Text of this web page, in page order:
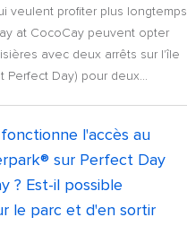
veulent profiter plus longtemps
at CocoCay peuvent opter
avec deux arrêts sur l'île
Perfect Day) pour deux...
l'accès au
sur Perfect Day
? Est-il possible
le parc et d'en sortir